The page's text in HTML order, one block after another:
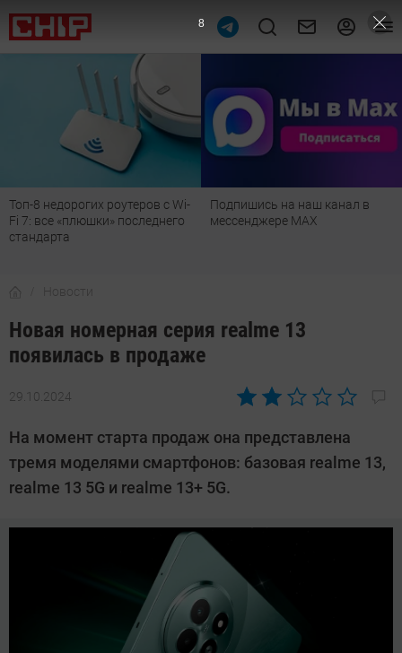
Топ-8 недорогих роутеров с Wi-
Fi 7: все «плюшки» последнего
стандарта
Подпишись на наш канал в
мессенджере МАХ
Новости
Новая номерная серия realme 13
появилась в продаже
29.10.2024
Автор:
На момент старта продаж она представлена
тремя моделями смартфонов: базовая realme 13,
realme 13 5G и realme 13+ 5G.
7